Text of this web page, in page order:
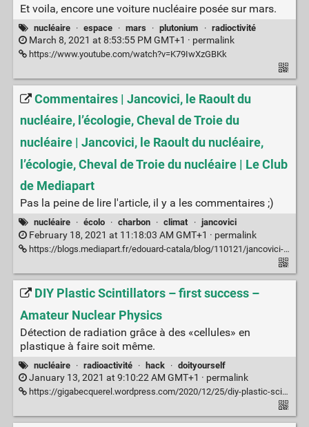
Et voila, encore une voiture nucléaire posée sur mars.
nucléaire · espace · mars · plutonium · radioctivité
March 8, 2021 at 8:53:55 PM GMT+1 · permalink
https://www.youtube.com/watch?v=K79IwXzGBKk
Commentaires | Jancovici, le Raoult du
nucléaire, l’écologie, Cheval de Troie du
nucléaire | Jancovici, le Raoult du nucléaire,
l’écologie, Cheval de Troie du nucléaire | Le Club
de Mediapart
Pas la peine de lire l'article, il y a les commentaires ;)
nucléaire · écolo · charbon · climat · jancovici
February 18, 2021 at 11:18:03 AM GMT+1 · permalink
https://blogs.mediapart.fr/edouard-catala/blog/110121/jancovici-le-raoult-du-nucleaire-l-ecologie-cheval-de-troie-du-nucleaire/commentaires
DIY Plastic Scintillators – first success –
Amateur Nuclear Physics
Détection de radiation grâce à des «cellules» en
plastique à faire soit même.
nucléaire · radioactivité · hack · doityourself
January 13, 2021 at 9:10:22 AM GMT+1 · permalink
https://gigabecquerel.wordpress.com/2020/12/25/diy-plastic-scintillators-first-success/